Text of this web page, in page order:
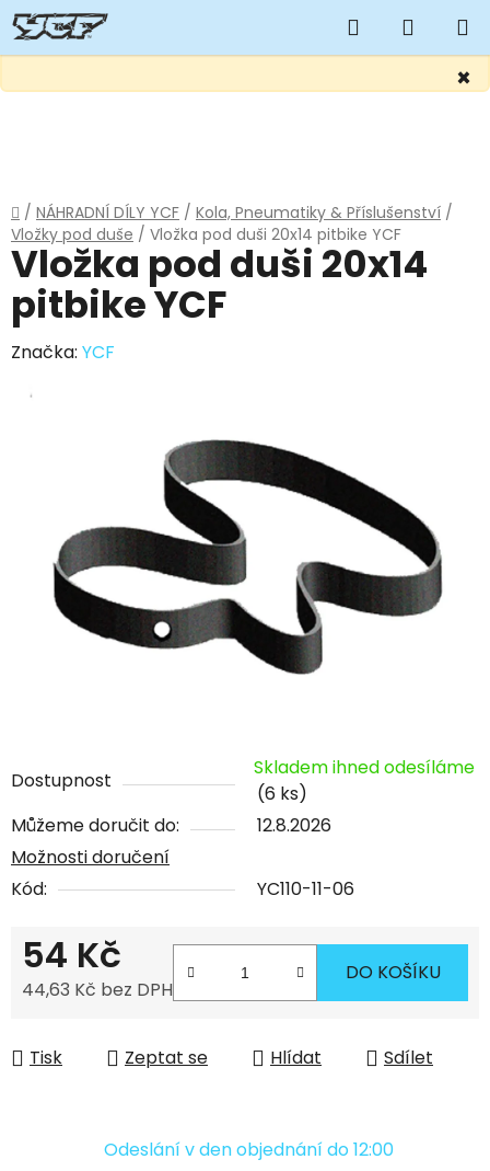
×
Hledat
KOŠÍK
Domů
/ NÁHRADNÍ DÍLY YCF / Kola, Pneumatiky & Příslušenství /
Vložky pod duše / Vložka pod duši 20x14 pitbike YCF
Dostupnost
Skladem ihned odesíláme
(6 ks)
Můžeme doručit do:
12.8.2026
Možnosti doručení
Kód:
YC110-11-06
54 Kč
44,63 Kč bez DPH
DO KOŠÍKU
Tisk Zeptat se Hlídat Sdílet
Vložka pod duši 20x14
pitbike YCF
Značka: YCF
Odeslání v den objednání do 12:00